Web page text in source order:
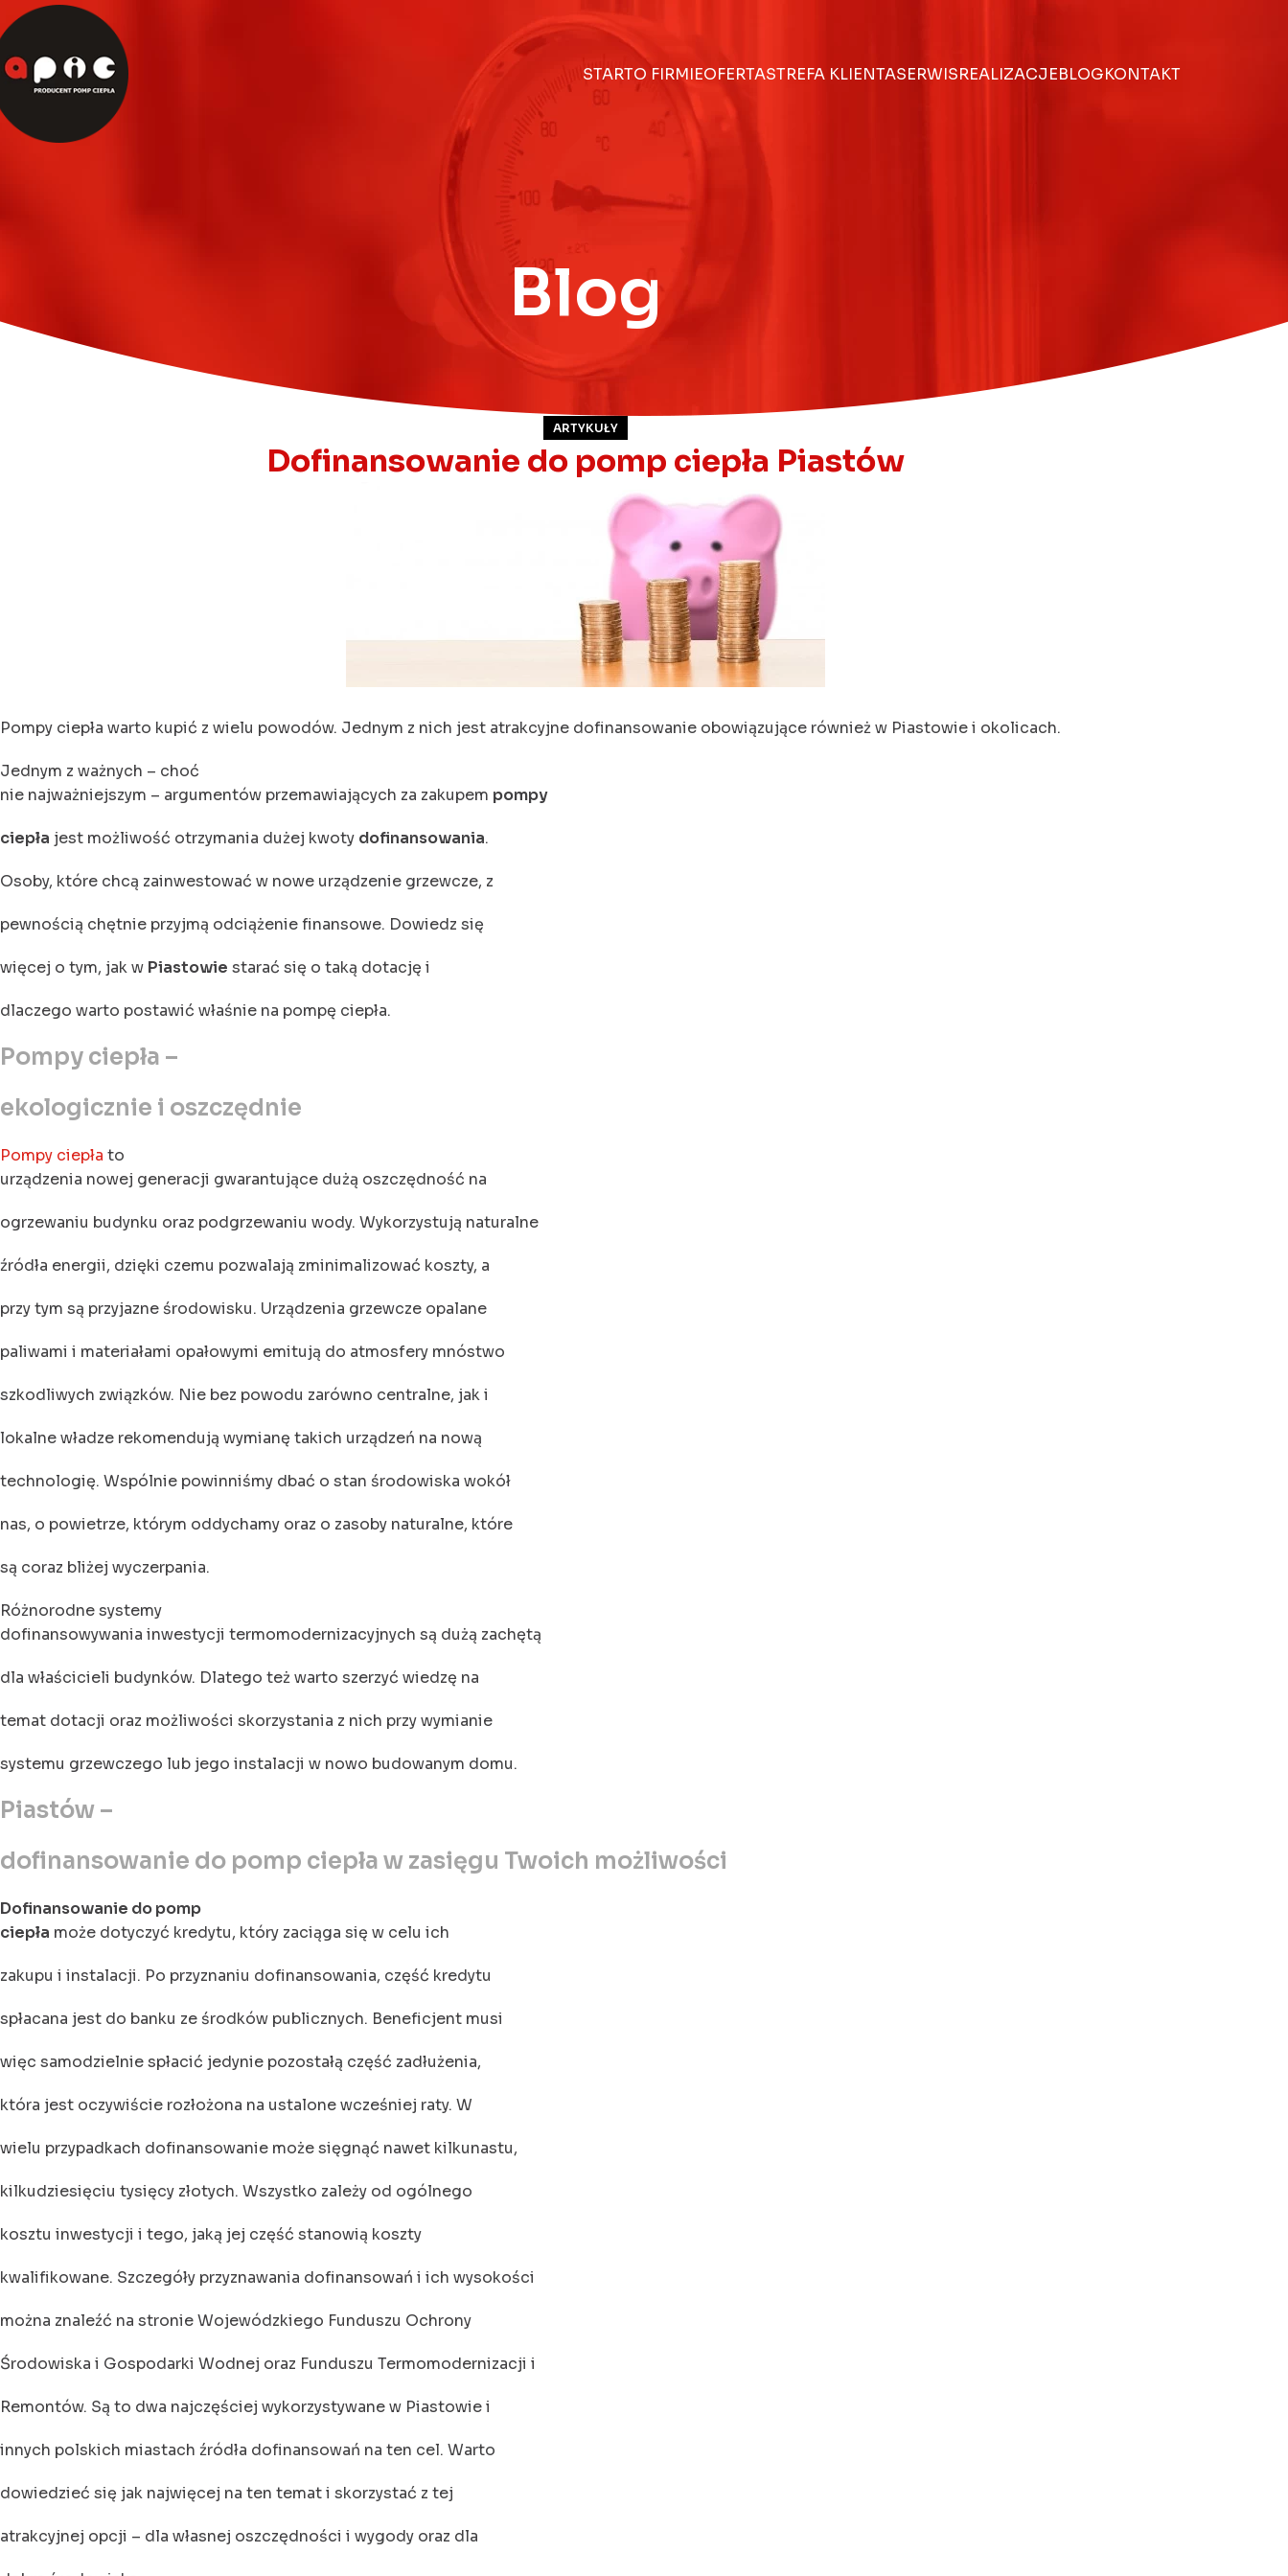
STARTO FIRMIEOFERTASTREFA KLIENTASERWISREALIZACJEBLOGKONTAKT
Blog
ARTYKUŁY
Dofinansowanie do pomp ciepła Piastów
Pompy ciepła warto kupić z wielu powodów. Jednym z nich jest atrakcyjne dofinansowanie obowiązujące również w Piastowie i okolicach.
Jednym z ważnych – choć
nie najważniejszym – argumentów przemawiających za zakupem pompy
ciepła jest możliwość otrzymania dużej kwoty dofinansowania.
Osoby, które chcą zainwestować w nowe urządzenie grzewcze, z
pewnością chętnie przyjmą odciążenie finansowe. Dowiedz się
więcej o tym, jak w Piastowie starać się o taką dotację i
dlaczego warto postawić właśnie na pompę ciepła.
Pompy ciepła –
ekologicznie i oszczędnie
Pompy ciepła to
urządzenia nowej generacji gwarantujące dużą oszczędność na
ogrzewaniu budynku oraz podgrzewaniu wody. Wykorzystują naturalne
źródła energii, dzięki czemu pozwalają zminimalizować koszty, a
przy tym są przyjazne środowisku. Urządzenia grzewcze opalane
paliwami i materiałami opałowymi emitują do atmosfery mnóstwo
szkodliwych związków. Nie bez powodu zarówno centralne, jak i
lokalne władze rekomendują wymianę takich urządzeń na nową
technologię. Wspólnie powinniśmy dbać o stan środowiska wokół
nas, o powietrze, którym oddychamy oraz o zasoby naturalne, które
są coraz bliżej wyczerpania.
Różnorodne systemy
dofinansowywania inwestycji termomodernizacyjnych są dużą zachętą
dla właścicieli budynków. Dlatego też warto szerzyć wiedzę na
temat dotacji oraz możliwości skorzystania z nich przy wymianie
systemu grzewczego lub jego instalacji w nowo budowanym domu.
Piastów –
dofinansowanie do pomp ciepła w zasięgu Twoich możliwości
Dofinansowanie do pomp
ciepła może dotyczyć kredytu, który zaciąga się w celu ich
zakupu i instalacji. Po przyznaniu dofinansowania, część kredytu
spłacana jest do banku ze środków publicznych. Beneficjent musi
więc samodzielnie spłacić jedynie pozostałą część zadłużenia,
która jest oczywiście rozłożona na ustalone wcześniej raty. W
wielu przypadkach dofinansowanie może sięgnąć nawet kilkunastu,
kilkudziesięciu tysięcy złotych. Wszystko zależy od ogólnego
kosztu inwestycji i tego, jaką jej część stanowią koszty
kwalifikowane. Szczegóły przyznawania dofinansowań i ich wysokości
można znaleźć na stronie Wojewódzkiego Funduszu Ochrony
Środowiska i Gospodarki Wodnej oraz Funduszu Termomodernizacji i
Remontów. Są to dwa najczęściej wykorzystywane w Piastowie i
innych polskich miastach źródła dofinansowań na ten cel. Warto
dowiedzieć się jak najwięcej na ten temat i skorzystać z tej
atrakcyjnej opcji – dla własnej oszczędności i wygody oraz dla